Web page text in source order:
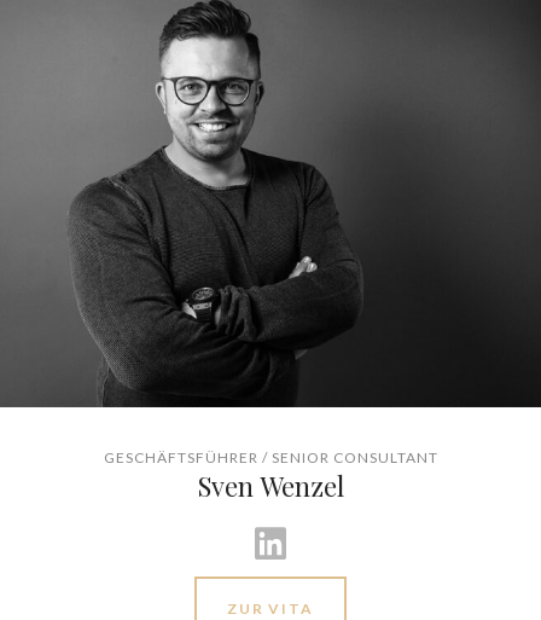
GESCHÄFTSFÜHRER / SENIOR CONSULTANT
Sven Wenzel
ZUR VITA